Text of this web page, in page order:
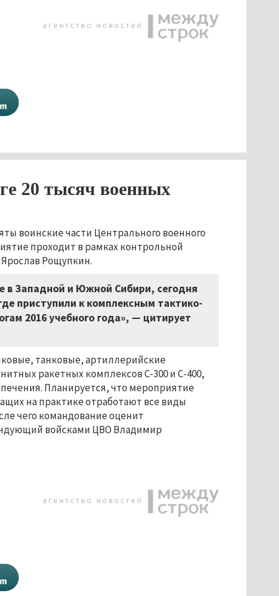
20 тысяч военных
воинские части Центрального военного
проходит в рамках контрольной
Рощупкин.
в Западной и Южной Сибири, сегодня
приступили к комплексным тактико-
2016 учебного года», — цитирует
танковые, артиллерийские
ракетных комплексов С-300 и С-400,
Планируется, что мероприятие
на практике отработают все виды
чего командование оценит
войсками ЦВО Владимир